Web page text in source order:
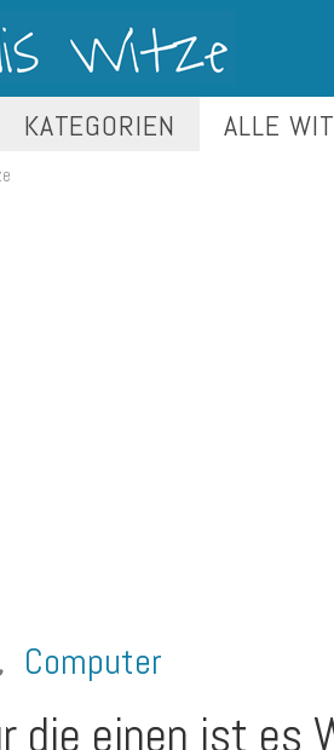
KATEGORIEN ALLE
Computer
die einen ist es